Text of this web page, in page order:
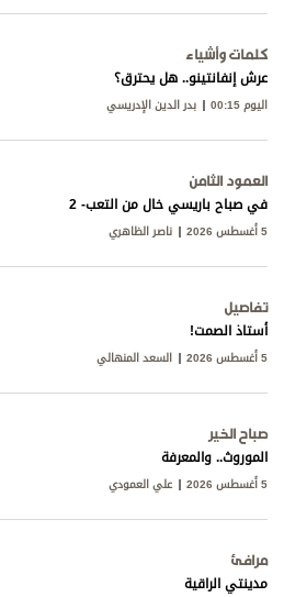
كلمات وأشياء
عرش إنفانتينو.. هل يحترق؟
اليوم 00:15 بدر الدين الإدريسي
العمود الثامن
في صباح باريسي خال من التعب- 2
5 أغسطس 2026 ناصر الظاهري
تفاصيل
أستاذ الصمت!
5 أغسطس 2026 السعد المنهالي
صباح الخير
الموروث.. والمعرفة
5 أغسطس 2026 علي العمودي
مرافئ
مدينتي الراقية